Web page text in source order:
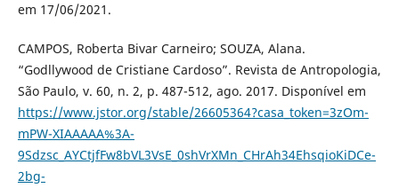
em 17/06/2021.
CAMPOS, Roberta Bivar Carneiro; SOUZA, Alana.
“Godllywood de Cristiane Cardoso”. Revista de Antropologia,
São Paulo, v. 60, n. 2, p. 487-512, ago. 2017. Disponível em
https://www.jstor.org/stable/26605364?casa_token=3zOm-
mPW-XIAAAAA%3A-
9Sdzsc_AYCtjfFw8bVL3VsE_0shVrXMn_CHrAh34EhsqioKiDCe-
2bg-